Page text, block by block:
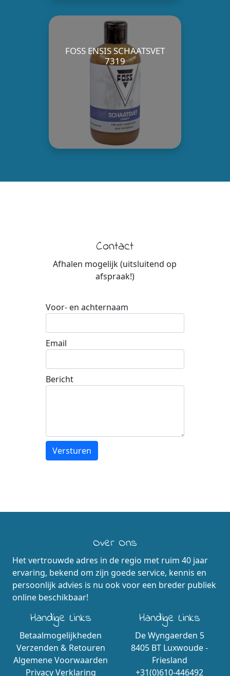
FOSS ENSIS SCHAATSVET
7319
Contact
Afhalen mogelijk (uitsluitend op
afspraak!)
Voor- en achternaam
Email
Bericht
Over Ons
Het vertrouwde adres in de regio met ruim 40 jaar
ervaring, bekend om zijn goede service, kennis en
persoonlijk advies is nu ook voor een breder publiek
online beschikbaar!
Handige Links
Betaalmogelijkheden
Verzenden & Retouren
Algemene Voorwaarden
Privacy Verklaring
Handige Links
De Wyngaerden 5
8405 BT Luxwoude -
Friesland
+31(0)610-446492